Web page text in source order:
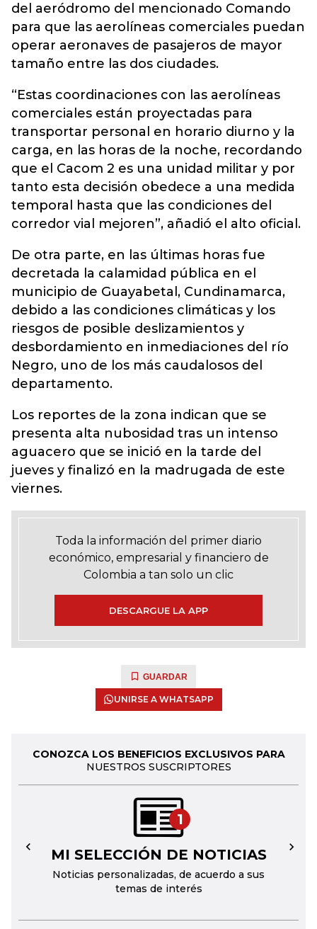
del aeródromo del mencionado Comando
para que las aerolíneas comerciales puedan
operar aeronaves de pasajeros de mayor
tamaño entre las dos ciudades.
“Estas coordinaciones con las aerolíneas
comerciales están proyectadas para
transportar personal en horario diurno y la
carga, en las horas de la noche, recordando
que el Cacom 2 es una unidad militar y por
tanto esta decisión obedece a una medida
temporal hasta que las condiciones del
corredor vial mejoren”, añadió el alto oficial.
De otra parte, en las últimas horas fue
decretada la calamidad pública en el
municipio de Guayabetal, Cundinamarca,
debido a las condiciones climáticas y los
riesgos de posible deslizamientos y
desbordamiento en inmediaciones del río
Negro, uno de los más caudalosos del
departamento.
Los reportes de la zona indican que se
presenta alta nubosidad tras un intenso
aguacero que se inició en la tarde del
jueves y finalizó en la madrugada de este
viernes.
Toda la información del primer diario
económico, empresarial y financiero de
Colombia a tan solo un clic
DESCARGUE LA APP
GUARDAR
UNIRSE A WHATSAPP
CONOZCA LOS BENEFICIOS EXCLUSIVOS PARA
NUESTROS SUSCRIPTORES
1
MI SELECCIÓN DE NOTICIAS
Noticias personalizadas, de acuerdo a sus
temas de interés
← →